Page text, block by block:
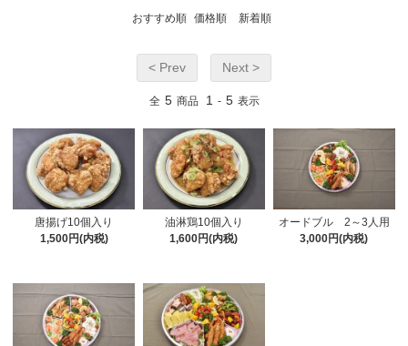
おすすめ順 価格順 新着順
< Prev Next >
全 5 商品 1 - 5 表示
唐揚げ10個入り
1,500円(内税)
油淋鶏10個入り
1,600円(内税)
オードブル 2～3人用
3,000円(内税)